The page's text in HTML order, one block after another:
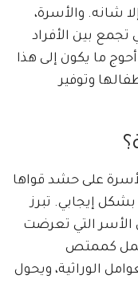
شانه. والأسرة،
تجمع بين الأفراد
أحوج ما يكون إلى هذا
وتوفير
على حشد قواها
بشكل إيجابي. تبرز
التي تعرضت
كممتص
الوراثية، ويحول